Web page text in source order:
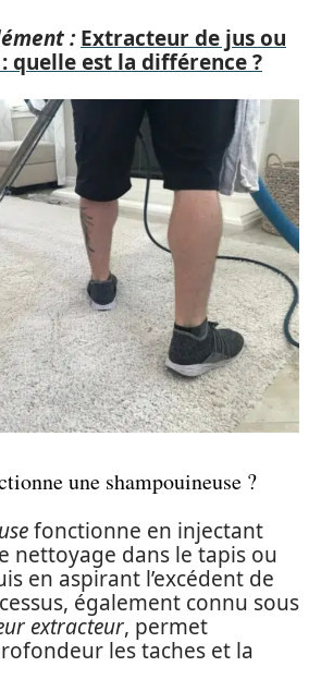
: Extracteur de jus ou
quelle est la différence ?
une shampouineuse ?
fonctionne en injectant
nettoyage dans le tapis ou
en aspirant l’excédent de
également connu sous
extracteur, permet
les taches et la